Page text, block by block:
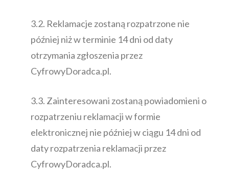
3.2. Reklamacje zostaną rozpatrzone nie
później niż w terminie 14 dni od daty
otrzymania zgłoszenia przez
CyfrowyDoradca.pl.
3.3. Zainteresowani zostaną powiadomieni o
rozpatrzeniu reklamacji w formie
elektronicznej nie później w ciągu 14 dni od
daty rozpatrzenia reklamacji przez
CyfrowyDoradca.pl.